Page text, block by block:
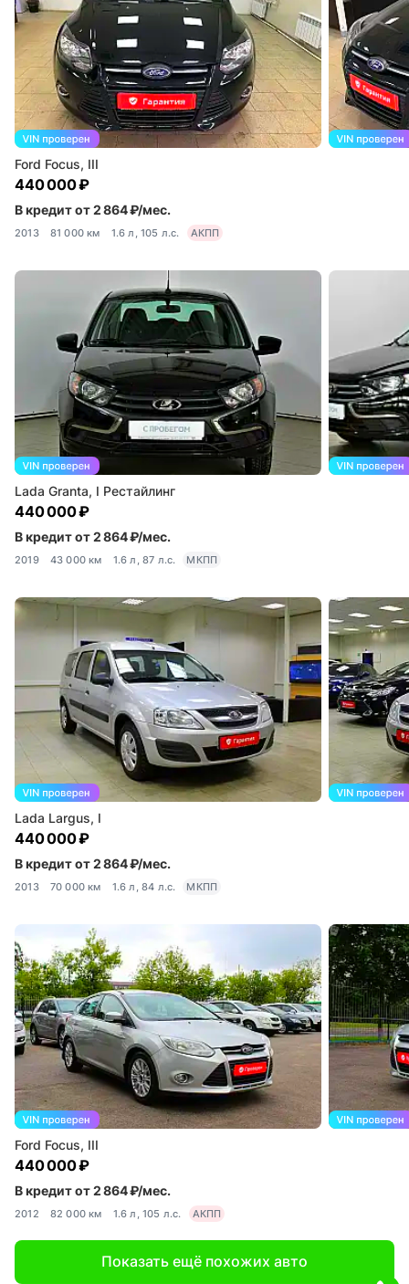
Ford Focus, III
440 000 ₽
В кредит от 2 864 ₽/мес.
2013 81 000 км 1.6 л, 105 л.с. АКПП
Lada Granta, I Рестайлинг
440 000 ₽
В кредит от 2 864 ₽/мес.
2019 43 000 км 1.6 л, 87 л.с. МКПП
Lada Largus, I
440 000 ₽
В кредит от 2 864 ₽/мес.
2013 70 000 км 1.6 л, 84 л.с. МКПП
Ford Focus, III
440 000 ₽
В кредит от 2 864 ₽/мес.
2012 82 000 км 1.6 л, 105 л.с. АКПП
Показать ещё похожих авто